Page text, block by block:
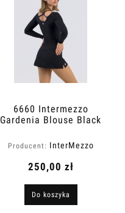
6660 Intermezzo
Gardenia Blouse Black
Producent: InterMezzo
250,00 zł
Do koszyka